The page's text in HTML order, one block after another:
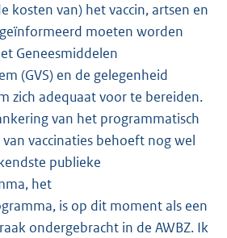
kosten van) het vaccin, artsen en
moeten worden
Geneesmiddelen
(GVS) en de gelegenheid
zich adequaat voor te bereiden.
van het programmatisch
vaccinaties behoeft nog wel
publieke
het
is op dit moment als een
ondergebracht in de AWBZ. Ik